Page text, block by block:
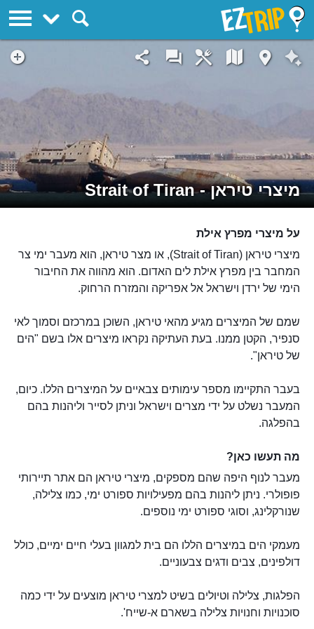
מיצרי טיראן - Strait of Tiran
על מיצרי מפרץ אילת
מיצרי טיראן (Strait of Tiran), או מצר טיראן, הוא מעבר ימי צר
המחבר בין מפרץ אילת לים האדום. הוא מהווה את החיבור
הימי של ירדן וישראל אל אפריקה והמזרח הרחוק.
שמם של המיצרים מגיע מהאי טיראן, השוכן במרכזם וסמוך לאי
סנפיר, הקטן ממנו. בעת העתיקה נקראו מיצרים אלו בשם "הים
של טיראן".
בעבר התקיימו מספר עימותים צבאיים על המיצרים הללו. כיום,
המעבר נשלט על ידי מצרים וישראל וניתן לסייר וליהנות בהם
בהפלגה.
מה תעשו כאן?
מעבר לנוף היפה שהם מספקים, מיצרי טיראן הם אתר תיירותי
פופולרי. ניתן ליהנות בהם מפעילויות ספורט ימי, כמו צלילה,
שנורקלינג, וסוגי ספורט ימי נוספים.
מעמקי הים במיצרים הללו הם בית למגוון בעלי חיים ימיים, כולל
דולפינים, צבים ודגים צבעוניים.
הפלגות, צלילה וטיולים בשיט למצרי טיראן מוצעים על ידי כמה
סוכנויות וחנויות צלילה בשארם א-שייח'.
EZTrip